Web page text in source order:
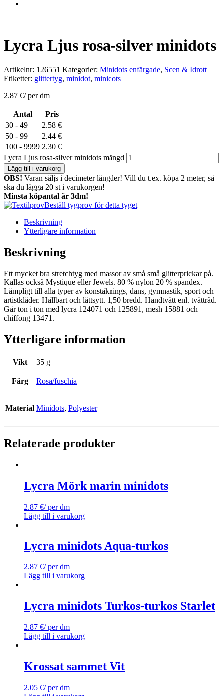
Lycra Ljus rosa-silver minidots
Artikelnr: 126551 Kategorier: Minidots enfärgade, Scen & Idrott
Etiketter: glittertyg, minidot, minidots
2.87 €/ per dm
Antal
Pris
30 - 49
2.58 €
50 - 99
2.44 €
100 - 9999 2.30 €
Lycra Ljus rosa-silver minidots mängd
Lägg till i varukorg
OBS! Varan säljs i decimeter längder! Vill du t.ex. köpa 2 meter, så
ska du lägga 20 st i varukorgen!
Minsta köpantal är 3dm!
Beställ tygprov för detta tyget
Beskrivning
Ytterligare information
Beskrivning
Ett mycket bra stretchtyg med massor av små små glitterprickar på.
Kallas också Mystique eller Jewels. 80 % nylon 20 % spandex.
Lämpligt till alla typer av konståknings, dans, gymnastik, sport och
artistkläder. Hållbart och lättsytt. 1,50 bredd. Handtvätt enl. tvättråd.
Går ton i ton med lycra 124071 och 125891, mesh 15881 och
chiffong 13471.
Ytterligare information
Vikt 35 g
Färg Rosa/fuschia
Material Minidots, Polyester
Relaterade produkter
Lycra Mörk marin minidots
2.87 €/ per dm
Lägg till i varukorg
Lycra minidots Aqua-turkos
2.87 €/ per dm
Lägg till i varukorg
Lycra minidots Turkos-turkos Starlet
2.87 €/ per dm
Lägg till i varukorg
Krossat sammet Vit
2.05 €/ per dm